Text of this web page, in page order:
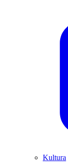
Kultura